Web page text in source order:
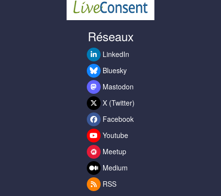
Réseaux
LinkedIn
Bluesky
Mastodon
X (Twitter)
Facebook
Youtube
Meetup
Medium
RSS